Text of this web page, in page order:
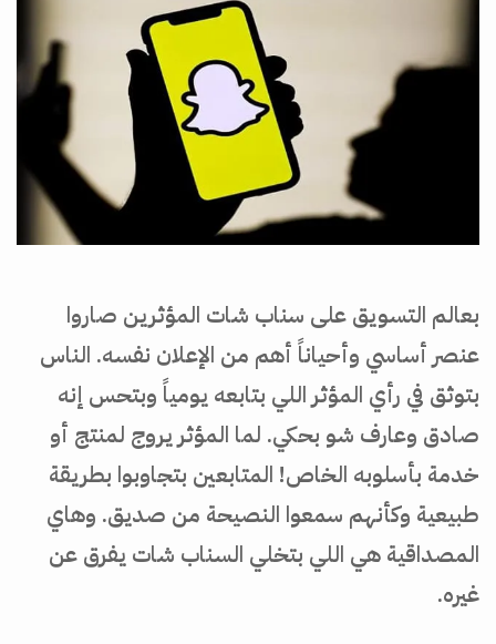
بعالم التسويق على سناب شات المؤثرين صاروا
عنصر أساسي وأحياناً أهم من الإعلان نفسه. الناس
بتوثق في رأي المؤثر اللي بتابعه يومياً وبتحس إنه
صادق وعارف شو بحكي. لما المؤثر يروج لمنتج أو
خدمة بأسلوبه الخاص! المتابعين بتجاوبوا بطريقة
طبيعية وكأنهم سمعوا النصيحة من صديق. وهاي
المصداقية هي اللي بتخلي السناب شات يفرق عن
غيره.